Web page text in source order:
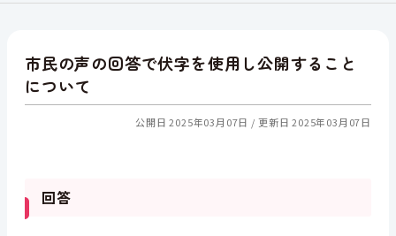
市民の声の回答で伏字を使用し公開すること
について
公開日 2025年03月07日 更新日 2025年03月07日
回答